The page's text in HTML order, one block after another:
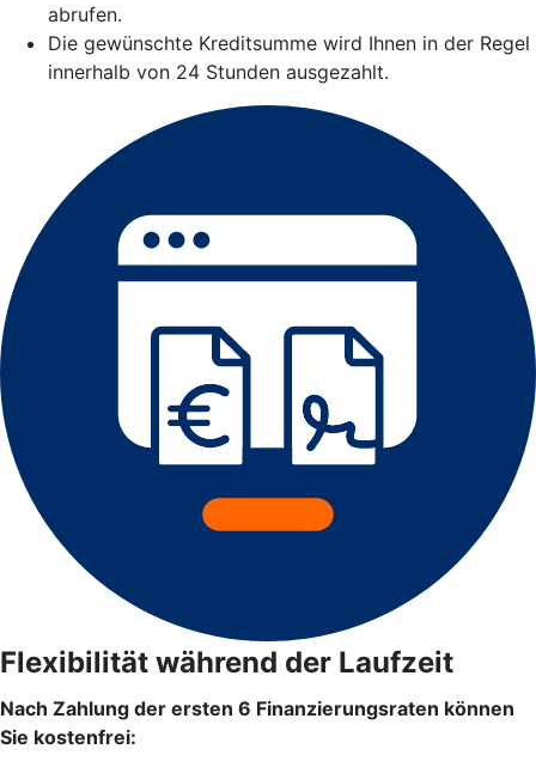
abrufen.
Die gewünschte Kreditsumme wird Ihnen in der Regel
innerhalb von 24 Stunden ausgezahlt.
Flexibilität während der Laufzeit
Nach Zahlung der ersten 6 Finanzierungsraten können
Sie kostenfrei: